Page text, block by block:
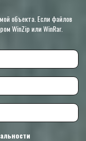
объекта. Если файлов
WinZip или WinRar.